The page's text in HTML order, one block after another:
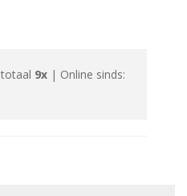
totaal 9x | Online sinds: